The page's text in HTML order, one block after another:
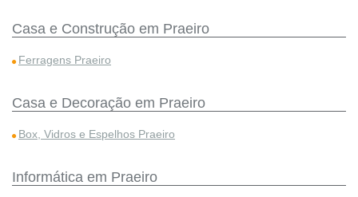
Casa e Construção em Praeiro
Ferragens Praeiro
Casa e Decoração em Praeiro
Box, Vidros e Espelhos Praeiro
Informática em Praeiro